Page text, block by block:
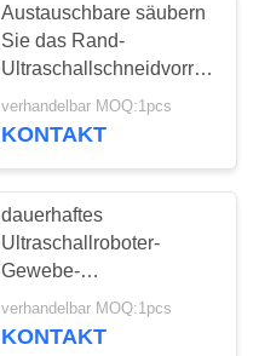
Austauschbare säubern
Sie das Rand-
thermoplastische Blatt
verhandelbar MOQ:1pcs
KONTAKT
dauerhaftes
Ultraschallroboter-
Gewebe-
Ultraschallhandschneider
der
verhandelbar MOQ:1pcs
KONTAKT